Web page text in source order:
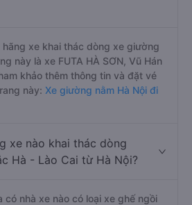
hãng xe khai thác dòng xe giường
này là xe FUTA HÀ SƠN, Vũ Hán
khảo thêm thông tin và đặt vé
này: Xe giường nằm Hà Nội đi
xe nào khai thác dòng
Hà - Lào Cai từ Hà Nội?
có nhà xe nào có loại xe ghế ngồi